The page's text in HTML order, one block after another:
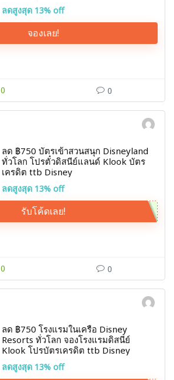
ลดสูงสุด 13% off
จองเลย!
0 0
ลด ฿750 บัตรเข้าสวนสนุก Disneyland
ทั่วโลก โปรตั๋วดิสนีย์แลนด์ Klook บัตร
เครดิต ttb Disney
ลดสูงสุด 13% off
รับโค้ดเลย!
0 0
ลด ฿750 โรงแรมในเครือ Disney
Resorts ทั่วโลก จองโรงแรมดิสนีย์
Klook โปรบัตรเครดิต ttb Disney
ลดสูงสุด 13% off